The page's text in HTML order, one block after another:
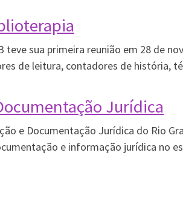
sua primeira reunião em 28 de
de leitura, contadores de história,
Jurídica
e Documentação Jurídica do Rio
e informação jurídica no